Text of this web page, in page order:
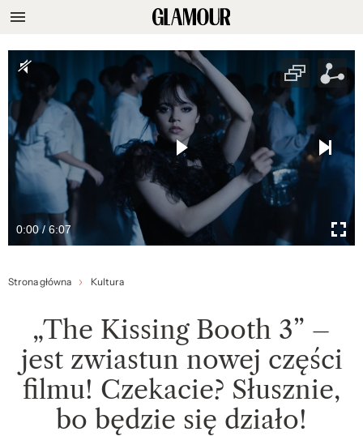
0:00 / 6:07
Strona główna Kultura
„The Kissing Booth 3” –
jest zwiastun nowej części
filmu! Czekacie? Słusznie,
bo będzie się działo!